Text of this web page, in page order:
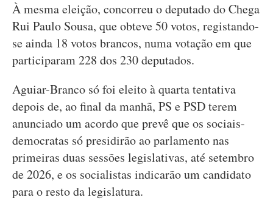
À mesma eleição, concorreu o deputado do Chega
Rui Paulo Sousa, que obteve 50 votos, registando-
se ainda 18 votos brancos, numa votação em que
participaram 228 dos 230 deputados.
Aguiar-Branco só foi eleito à quarta tentativa
depois de, ao final da manhã, PS e PSD terem
anunciado um acordo que prevê que os sociais-
democratas só presidirão ao parlamento nas
primeiras duas sessões legislativas, até setembro
de 2026, e os socialistas indicarão um candidato
para o resto da legislatura.